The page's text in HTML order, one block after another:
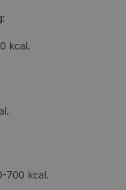
kcal.
700 kcal.